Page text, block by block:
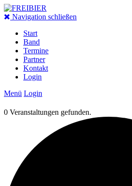
Navigation schließen
Start
Band
Termine
Partner
Kontakt
Login
Menü Login
0 Veranstaltungen gefunden.